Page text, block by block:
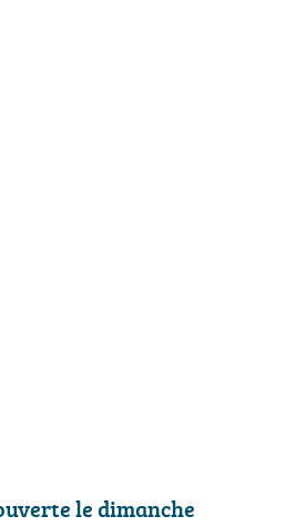
le dimanche